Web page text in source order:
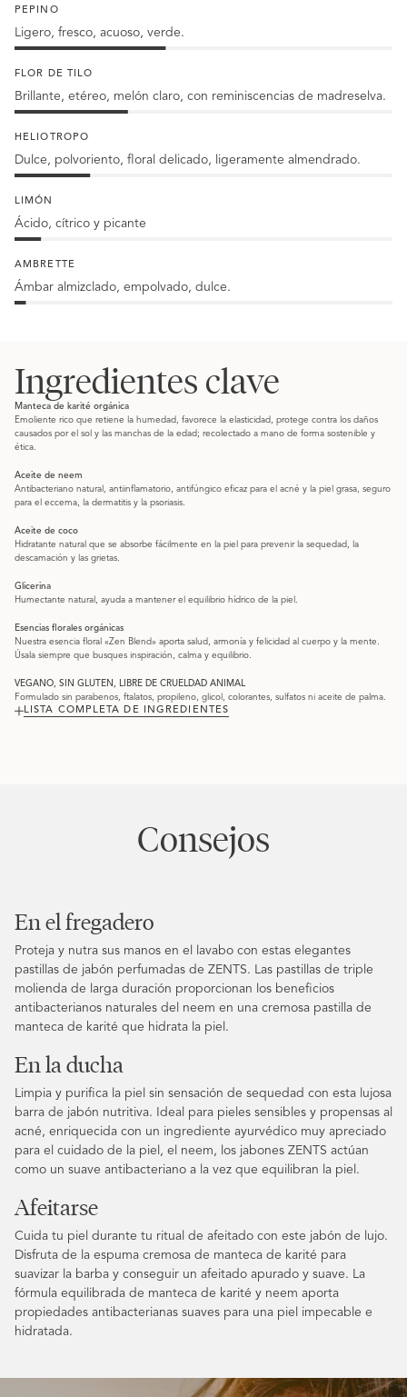
PEPINO
Ligero, fresco, acuoso, verde.
%
Pepino
FLOR DE TILO
Brillante, etéreo, melón claro, con reminiscencias de madreselva.
%
flor
de
tilo
HELIOTROPO
Dulce, polvoriento, floral delicado, ligeramente almendrado.
%
Heliotropo
LIMÓN
Ácido, cítrico y picante
%
Limón
AMBRETTE
Ámbar almizclado, empolvado, dulce.
Ingredientes clave
Manteca de karité orgánica
Emoliente rico que retiene la humedad, favorece la elasticidad, protege contra los daños
causados por el sol y las manchas de la edad; recolectado a mano de forma sostenible y
ética.
Aceite de neem
Antibacteriano natural, antiinflamatorio, antifúngico eficaz para el acné y la piel grasa, seguro
para el eccema, la dermatitis y la psoriasis.
Aceite de coco
Hidratante natural que se absorbe fácilmente en la piel para prevenir la sequedad, la
descamación y las grietas.
Glicerina
Humectante natural, ayuda a mantener el equilibrio hídrico de la piel.
Esencias florales orgánicas
Nuestra esencia floral «Zen Blend» aporta salud, armonía y felicidad al cuerpo y la mente.
Úsala siempre que busques inspiración, calma y equilibrio.
VEGANO, SIN GLUTEN, LIBRE DE CRUELDAD ANIMAL
Formulado sin parabenos, ftalatos, propileno, glicol, colorantes, sulfatos ni aceite de palma.
LISTA COMPLETA DE INGREDIENTES
Consejos
En el fregadero
Proteja y nutra sus manos en el lavabo con estas elegantes
pastillas de jabón perfumadas de ZENTS. Las pastillas de triple
molienda de larga duración proporcionan los beneficios
antibacterianos naturales del neem en una cremosa pastilla de
manteca de karité que hidrata la piel.
En la ducha
Limpia y purifica la piel sin sensación de sequedad con esta lujosa
barra de jabón nutritiva. Ideal para pieles sensibles y propensas al
acné, enriquecida con un ingrediente ayurvédico muy apreciado
para el cuidado de la piel, el neem, los jabones ZENTS actúan
como un suave antibacteriano a la vez que equilibran la piel.
Afeitarse
Cuida tu piel durante tu ritual de afeitado con este jabón de lujo.
Disfruta de la espuma cremosa de manteca de karité para
suavizar la barba y conseguir un afeitado apurado y suave. La
fórmula equilibrada de manteca de karité y neem aporta
propiedades antibacterianas suaves para una piel impecable e
hidratada.